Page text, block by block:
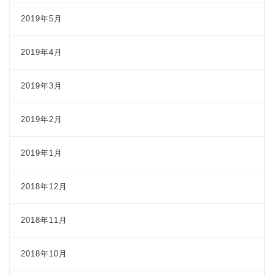
2019年5月
2019年4月
2019年3月
2019年2月
2019年1月
2018年12月
2018年11月
2018年10月